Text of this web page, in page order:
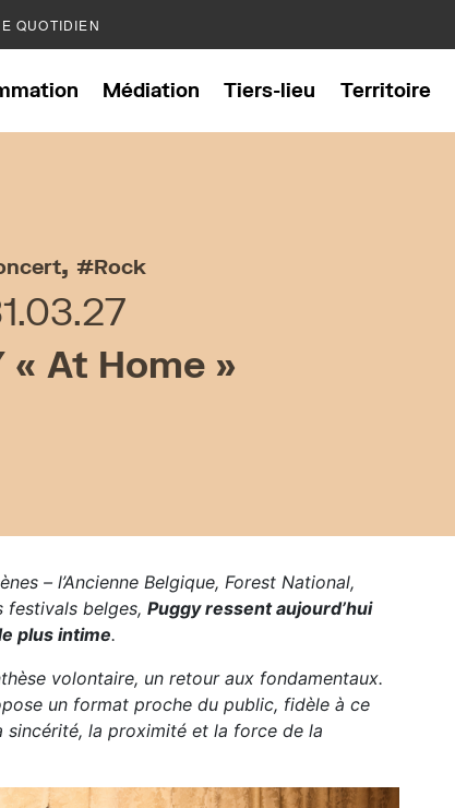
QUOTIDIEN
Médiation Tiers-lieu Territoire
, Rock
« At Home »
– l’Ancienne Belgique, Forest National,
festivals belges, Puggy ressent aujourd’hui
plus intime.
volontaire, un retour aux fondamentaux.
un format proche du public, fidèle à ce
sincérité, la proximité et la force de la